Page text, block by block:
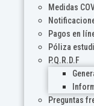
Medidas
Pagos en
Póliza
P.Q.R.D.F
Preguntas